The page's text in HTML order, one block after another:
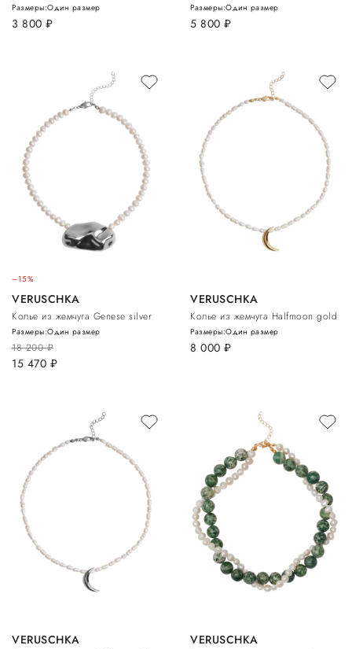
3 800 руб.
Размеры:Один размер
5 800 руб.
Размеры:Один размер
–15%
VERUSCHKA
Колье из жемчуга Genese silver
18 200руб.
15 470 руб.
Размеры:Один размер
VERUSCHKA
Колье из жемчуга Halfmoon gold
8 000 руб.
Размеры:Один размер
VERUSCHKA VERUSCHKA